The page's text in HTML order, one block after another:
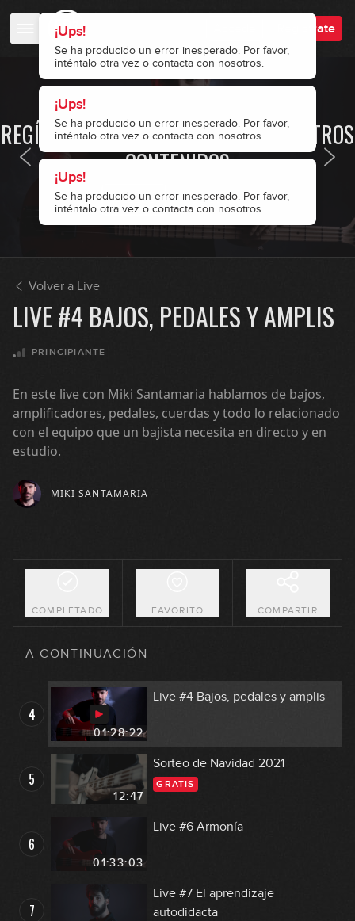
¡Ups!
Se ha producido un error inesperado. Por favor,
inténtalo otra vez o contacta con nosotros.
¡Ups!
Se ha producido un error inesperado. Por favor,
inténtalo otra vez o contacta con nosotros.
¡Ups!
Se ha producido un error inesperado. Por favor,
inténtalo otra vez o contacta con nosotros.
Regístrate
REGÍSTRATE Y ACCEDE A TODOS NUESTROS
CONTENIDOS
Accede Regístrate
Volver a Live
LIVE #4 BAJOS, PEDALES Y AMPLIS
PRINCIPIANTE
En este live con Miki Santamaria hablamos de bajos,
amplificadores, pedales, cuerdas y todo lo relacionado
con el equipo que un bajista necesita en directo y en
estudio.
MIKI SANTAMARIA
COMPLETADO FAVORITO COMPARTIR
A CONTINUACIÓN
Live #2 con Miki Santamaria
3
Live #3 La vida del músico
4
01:28:22
Live #4 Bajos, pedales y amplis
5
12:47
Sorteo de Navidad 2021
GRATIS
6
01:33:03
Live #6 Armonía
7
Live #7 El aprendizaje
autodidacta